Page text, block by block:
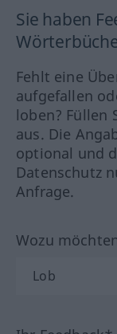
Sie haben
Fehlt eine
aufgefallen
loben? Füllen
aus. Die
optional und
Datenschutz
Anfrage.
Wozu